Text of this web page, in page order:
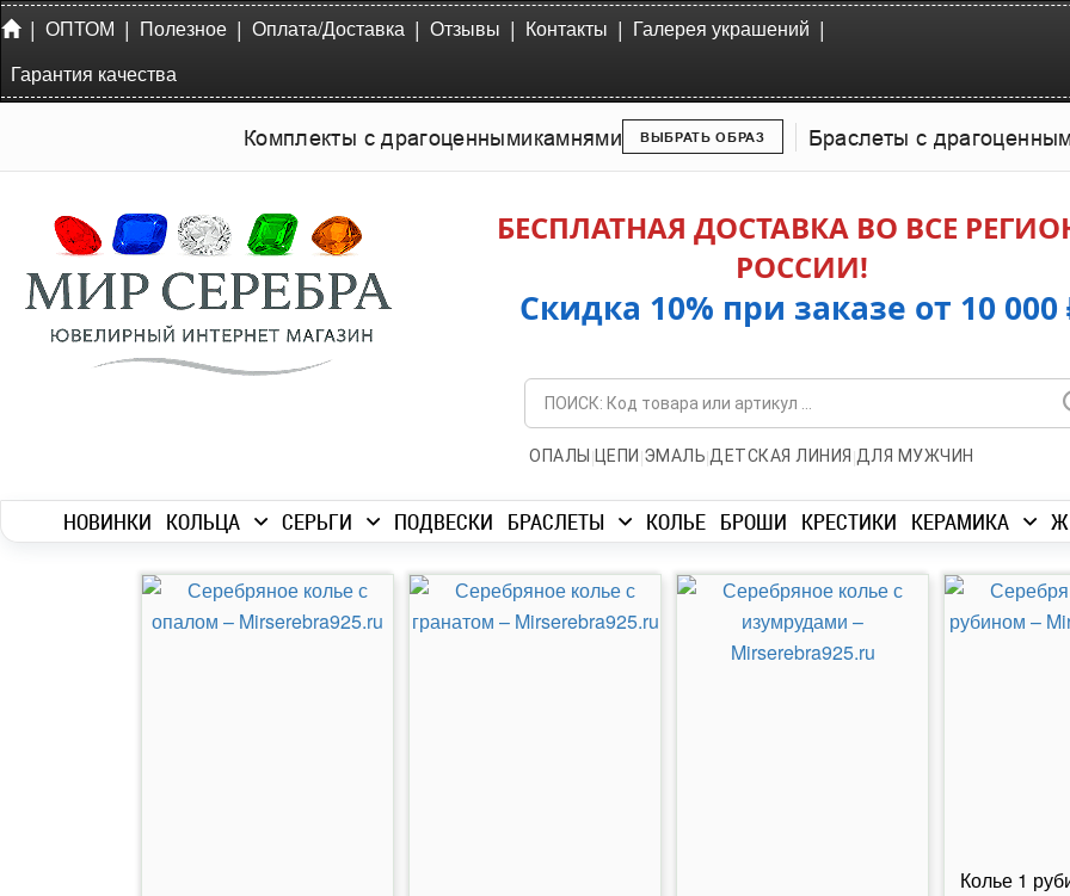
| ОПТОМ | Полезное | Оплата/Доставка | Отзывы | Контакты | Галерея украшений |
Гарантия качества
Комплекты с драгоценнымикамнями ВЫБРАТЬ ОБРАЗ Браслеты с
БЕСПЛАТНАЯ ДОСТАВКА ВО ВСЕ
РОССИИ!
Скидка 10% при заказе от 10 000
ОПАЛЫ | ЦЕПИ |ЭМАЛЬ|ДЕТСКАЯ ЛИНИЯ |ДЛЯ МУЖЧИН
НОВИНКИ КОЛЬЦА СЕРЬГИ ПОДВЕСКИ БРАСЛЕТЫ КОЛЬЕ БРОШИ КРЕСТИКИ КЕРАМИКА
Колье 1